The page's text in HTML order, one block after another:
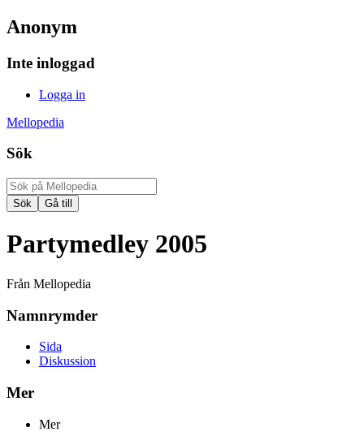
Anonym
Inte inloggad
Logga in
Mellopedia
Sök
Partymedley 2005
Från Mellopedia
Namnrymder
Sida
Diskussion
Mer
Mer